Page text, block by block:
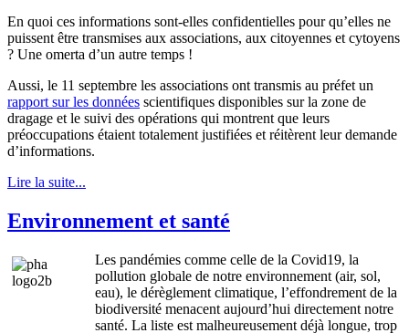
En quoi ces informations sont-elles confidentielles pour qu’elles ne
puissent être transmises aux associations, aux citoyennes et cytoyens
? Une omerta d’un autre temps !
Aussi, le 11 septembre les associations ont transmis au préfet un
rapport sur les données scientifiques disponibles sur la zone de
dragage et le suivi des opérations qui montrent que leurs
préoccupations étaient totalement justifiées et réitèrent leur demande
d’informations.
Lire la suite...
Environnement et santé
Les pandémies comme celle de la Covid19, la
pollution globale de notre environnement (air, sol,
eau), le dérèglement climatique, l’effondrement de la
biodiversité menacent aujourd’hui directement notre
santé. La liste est malheureusement déjà longue, trop